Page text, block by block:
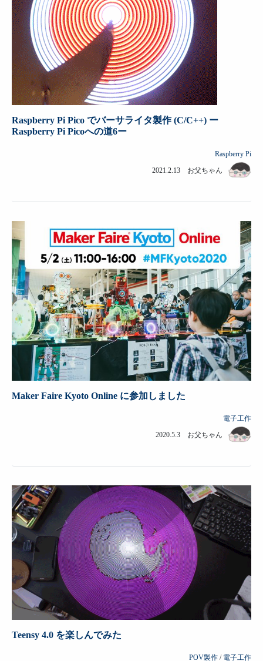
Raspberry Pi Pico でバーサライタ製作 (C/C++) ー
Raspberry Pi Picoへの道6ー
Raspberry Pi
2021.2.13 お父ちゃん
Maker Faire Kyoto Online に参加しました
電子工作
2020.5.3 お父ちゃん
Teensy 4.0 を楽しんでみた
POV製作 / 電子工作